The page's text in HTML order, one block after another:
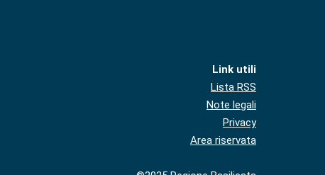
Link utili
Lista RSS
Note legali
Privacy
Area riservata